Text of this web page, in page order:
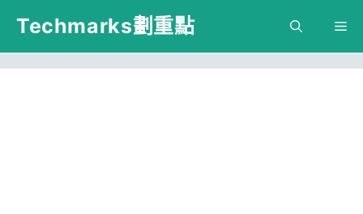
跳
主
Techmarks劃重點